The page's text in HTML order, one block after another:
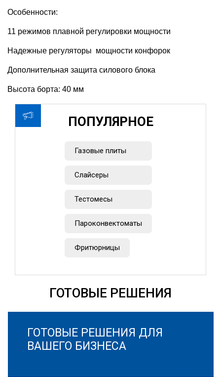
Особенности:
11 режимов плавной регулировки мощности
Надежные регуляторы  мощности конфорок
Дополнительная защита силового блока
Высота борта: 40 мм
ПОПУЛЯРНОЕ
Газовые плиты
Слайсеры
Тестомесы
Пароконвектоматы
Фритюрницы
ГОТОВЫЕ РЕШЕНИЯ
ГОТОВЫЕ РЕШЕНИЯ ДЛЯ
ВАШЕГО БИЗНЕСА